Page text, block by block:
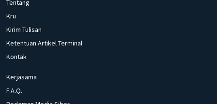
Tentang
Kru
Kirim Tulisan
Ketentuan Artikel Terminal
Kontak
Kerjasama
F.A.Q.